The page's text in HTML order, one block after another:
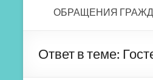
ОБРАЩЕНИЯ
Ответ в теме: